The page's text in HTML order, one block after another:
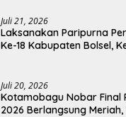
Juli 21, 2026
Laksanakan Paripurna
Ke-18 Kabupaten Bolsel,
Juli 20, 2026
Kotamobagu Nobar Final
2026 Berlangsung